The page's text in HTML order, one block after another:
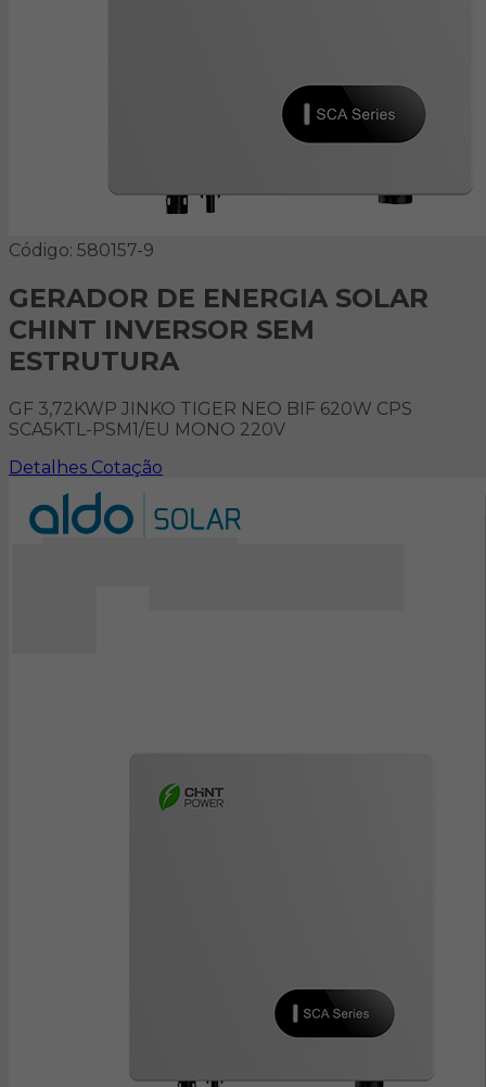
Código: 580157-9
GERADOR DE ENERGIA SOLAR
CHINT INVERSOR SEM
ESTRUTURA
GF 3,72KWP JINKO TIGER NEO BIF 620W CPS
SCA5KTL-PSM1/EU MONO 220V
Detalhes Cotação